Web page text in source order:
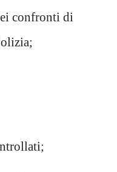
confronti di
i;